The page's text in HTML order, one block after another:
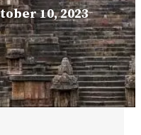
10, 2023